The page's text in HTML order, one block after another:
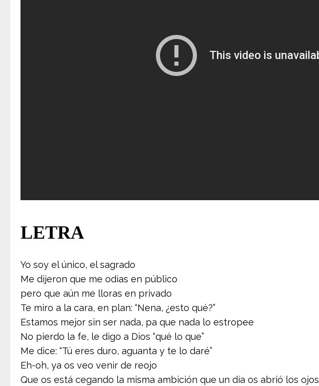
LETRA
Yo soy el único, el sagrado
Me dijeron que me odias en público
pero que aún me lloras en privado
Te miro a la cara, en plan: “Nena, ¿esto qué?”
Estamos mejor sin ser nada, pa que nada lo estropee
No pierdo la fe, le digo a Dios “qué lo que”
Me dice: “Tú eres duro, aguanta y te lo daré”
Eh-oh, ya os veo venir de reojo
Que os está cegando la misma ambición que un día os abrió los ojos